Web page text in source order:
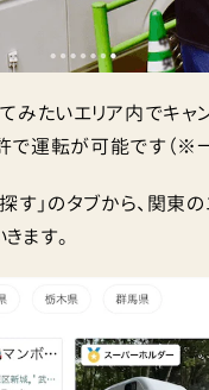
たいエリア内でキャ
で運転が可能です（※
探す」のタブから、関
ます。